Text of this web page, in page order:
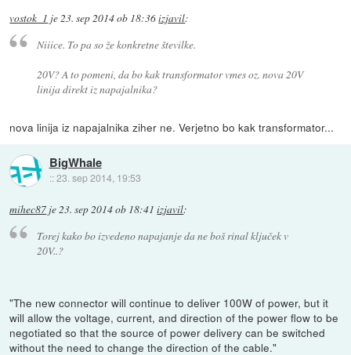
vostok_1 je23. sep 2014 ob 18:36izjavil:
Niiice. To pa so že konkretne številke.
20V? A to pomeni, da bo kak transformator vmes oz. nova 20V
linija direkt iz napajalnika?
nova linija iz napajalnika ziher ne. Verjetno bo kak transformator...
BigWhale
::23. sep 2014, 19:53
mihec87 je23. sep 2014 ob 18:41 izjavil:
Torej kako bo izvedeno napajanje da ne boš rinal ključek v
20V..?
"The new connector will continue to deliver 100W of power, but it
will allow the voltage, current, and direction of the power flow to be
negotiated so that the source of power delivery can be switched
without the need to change the direction of the cable."